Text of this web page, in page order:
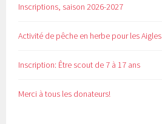
Inscriptions, saison 2026-2027
Activité de pêche en herbe pour les Aigles
Inscription: Être scout de 7 à 17 ans
Merci à tous les donateurs!